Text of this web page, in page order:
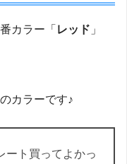
カラー「 レッド 」
カラーです♪
ート買ってよかっ